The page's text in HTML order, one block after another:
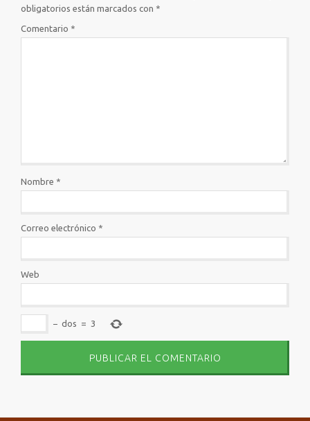
obligatorios están marcados con *
Comentario *
Nombre *
Correo electrónico *
Web
− dos = 3